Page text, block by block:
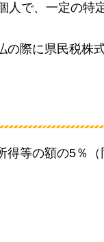
人で、一定の特
の際に県民税株
等の額の5％